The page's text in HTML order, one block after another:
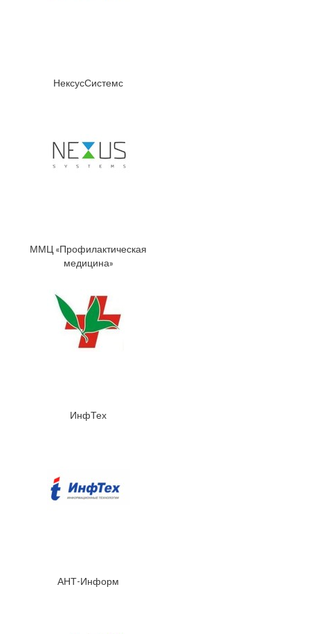
НексусСистемс
ММЦ «Профилактическая
медицина»
ИнфТех
АНТ-Информ